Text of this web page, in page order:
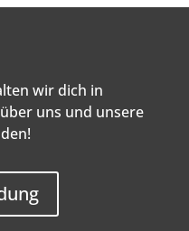
wir dich in
uns und unsere